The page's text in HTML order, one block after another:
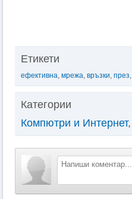
Етикети
ефективна, мрежа, връзки, през,
Категории
Компютри и Интернет,